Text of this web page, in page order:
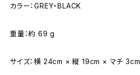
カラー：GREY・BLACK
重量：約 69 g
サイズ：横 24cm × 縦 19cm × マチ 3cm